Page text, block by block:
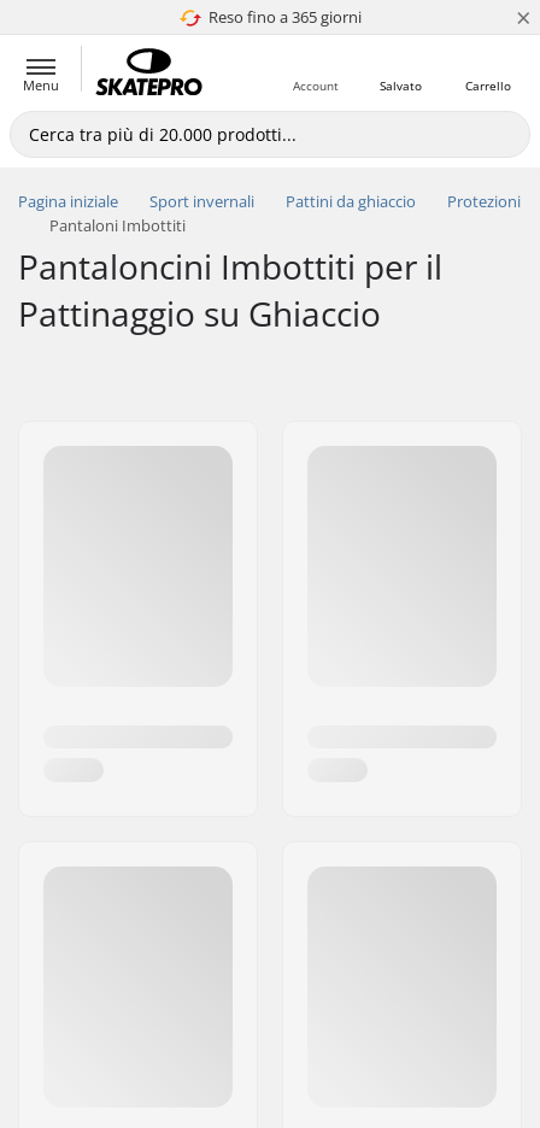
Corrispondenza di prezzo
Reso fino a 365 giorni ×
Menu Carrello
Salvato
Account
Pagina iniziale Sport invernali Pattini da ghiaccio
Protezioni
Pantaloni Imbottiti
Pantaloncini Imbottiti per il
Pattinaggio su Ghiaccio